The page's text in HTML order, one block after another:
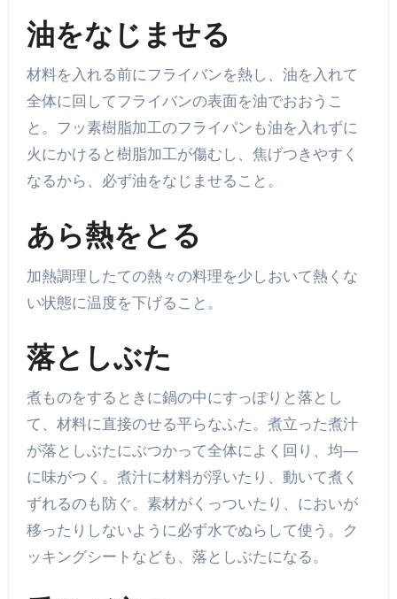
油をなじませる
材料を入れる前にフライバンを熱し、油を入れて
全体に回してフライバンの表面を油でおおうこ
と。フッ素樹脂加工のフライパンも油を入れずに
火にかけると樹脂加工が傷むし、焦げつきやすく
なるから、必ず油をなじませること。
あら熱をとる
加熱調理したての熱々の料理を少しおいて熱くな
い状態に温度を下げること。
落としぶた
煮ものをするときに鍋の中にすっぽりと落とし
て、材料に直接のせる平らなふた。煮立った煮汁
が落としぶたにぶつかって全体によく回り、均―
に味がつく。煮汁に材料が浮いたり、動いて煮く
ずれるのも防ぐ。素材がくっついたり、においが
移ったりしないように必ず水でぬらして使う。ク
ッキングシートなども、落としぶたになる。